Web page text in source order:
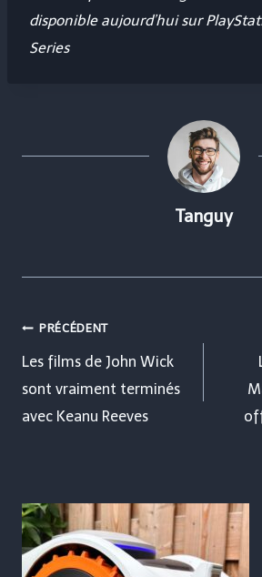
disponible aujourd’hui sur
Series
Tanguy
Navigation
de
l’article
PRÉCÉDENT
Les films de John Wick
sont vraiment terminés
avec Keanu Reeves